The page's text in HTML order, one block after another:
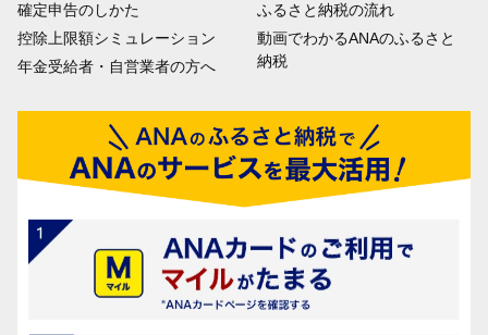
確定申告のしかた
控除上限額シミュレーション
年金受給者・自営業者の方へ
ふるさと納税の流れ
動画でわかるANAのふるさと
納税